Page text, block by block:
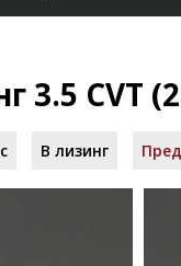
3.5 CVT
В лизинг